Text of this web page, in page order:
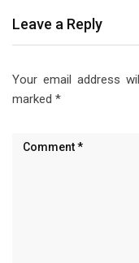
Leave a Reply
Your email address
marked *